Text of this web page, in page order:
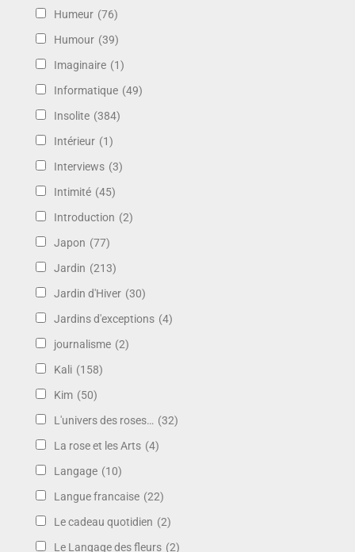
Humeur (76)
Humour (39)
Imaginaire (1)
Informatique (49)
Insolite (384)
Intérieur (1)
Interviews (3)
Intimité (45)
Introduction (2)
Japon (77)
Jardin (213)
Jardin d'Hiver (30)
Jardins d'exceptions (4)
journalisme (2)
Kali (158)
Kim (50)
L'univers des roses… (32)
La rose et les Arts (4)
Langage (10)
Langue francaise (22)
Le cadeau quotidien (2)
Le Langage des fleurs (2)